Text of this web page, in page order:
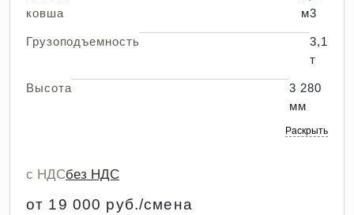
ковша
м3
Грузоподъемность
3,1
т
Высота
3 280
мм
Раскрыть
с НДСбез НДС
от 19 000 руб./смена